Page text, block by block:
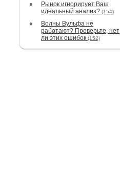
Рынок игнорирует Ваш
идеальный анализ? (154)
Волны Вульфа не
работают? Проверьте, нет
ли этих ошибок (152)